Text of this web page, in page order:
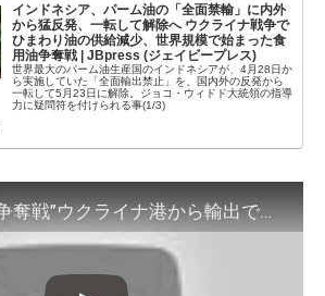
インドネシア、パーム油の「全面禁輸」に内外
から猛反発、一転して解除へ ウクライナ戦争で
ひまわり油の供給減少、世界規模で始まった食
用油争奪戦 | JBpress (ジェイビープレス)
世界最大のパーム油生産国のインドネシアが、4月28日か
ら実施していた「全面輸出禁止」を、国内外の反発から
一転して5月23日に解除。ジョコ・ウィドド大統領の指導
力に疑問符を付けられる事(1/3)
【解説】“小麦争奪戦”ウクライナ港から輸出できないワケ 輸入減＆高騰の恐れ(2022年5月17日)